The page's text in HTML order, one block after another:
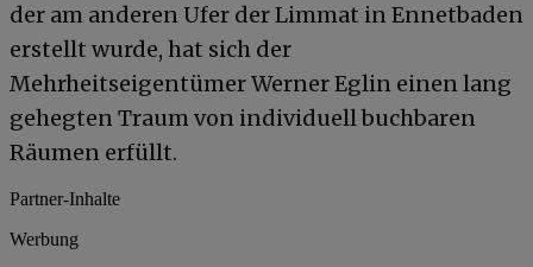
der am anderen Ufer der Limmat in Ennetbaden
erstellt wurde, hat sich der
Mehrheitseigentümer Werner Eglin einen lang
gehegten Traum von individuell buchbaren
Räumen erfüllt.
Partner-Inhalte
Werbung